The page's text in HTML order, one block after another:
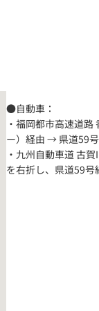
●自動車：
・福岡都市高速道路
ー）経由 → 県道59
・九州自動車道 古
を右折し、県道59号